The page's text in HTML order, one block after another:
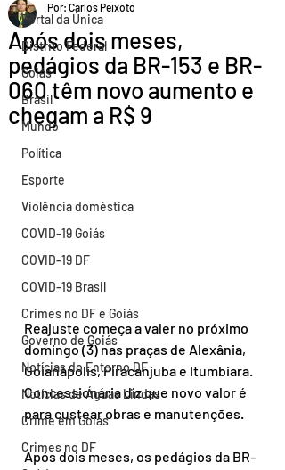
Portal da Única
Distrito Federal
Goiás
Brasil
Mundo
Política
Esporte
Violência doméstica
COVID-19 Goiás
COVID-19 DF
COVID-19 Brasil
Crimes no DF e Goiás
Governo de Goiás
Notícias do Entorno DF
Notícias de Águas Lindas
Crime em Goiás
Crimes no DF
Após dois meses,
pedágios da BR-153 e BR-
060 têm novo aumento e
chegam a R$ 9
Por: Carlos Peixoto
Reajuste começa a valer no próximo
domingo (3) nas praças de Alexânia,
Goianápolis, Piracanjuba e Itumbiara.
Concessionária diz que novo valor é
para custear obras e manutenções.
Após dois meses, os pedágios da BR-